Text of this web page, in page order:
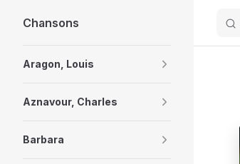
Skip to content
Chansons
Aragon, Louis
Aznavour, Charles
Barbara